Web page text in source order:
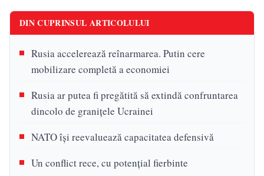
DIN CUPRINSUL ARTICOLULUI
Rusia accelerează reînarmarea. Putin cere
mobilizare completă a economiei
Rusia ar putea fi pregătită să extindă confruntarea
dincolo de granițele Ucrainei
NATO își reevaluează capacitatea defensivă
Un conflict rece, cu potențial fierbinte